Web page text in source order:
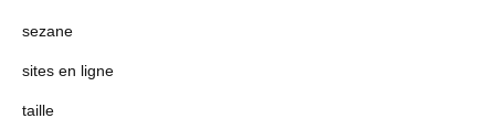
sezane
sites en ligne
taille